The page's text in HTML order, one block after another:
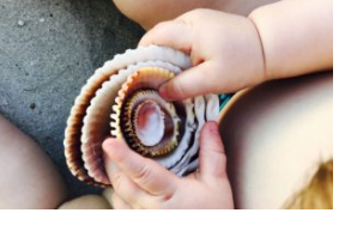
in der Elternzeit
16. SEPTEMBER 2019